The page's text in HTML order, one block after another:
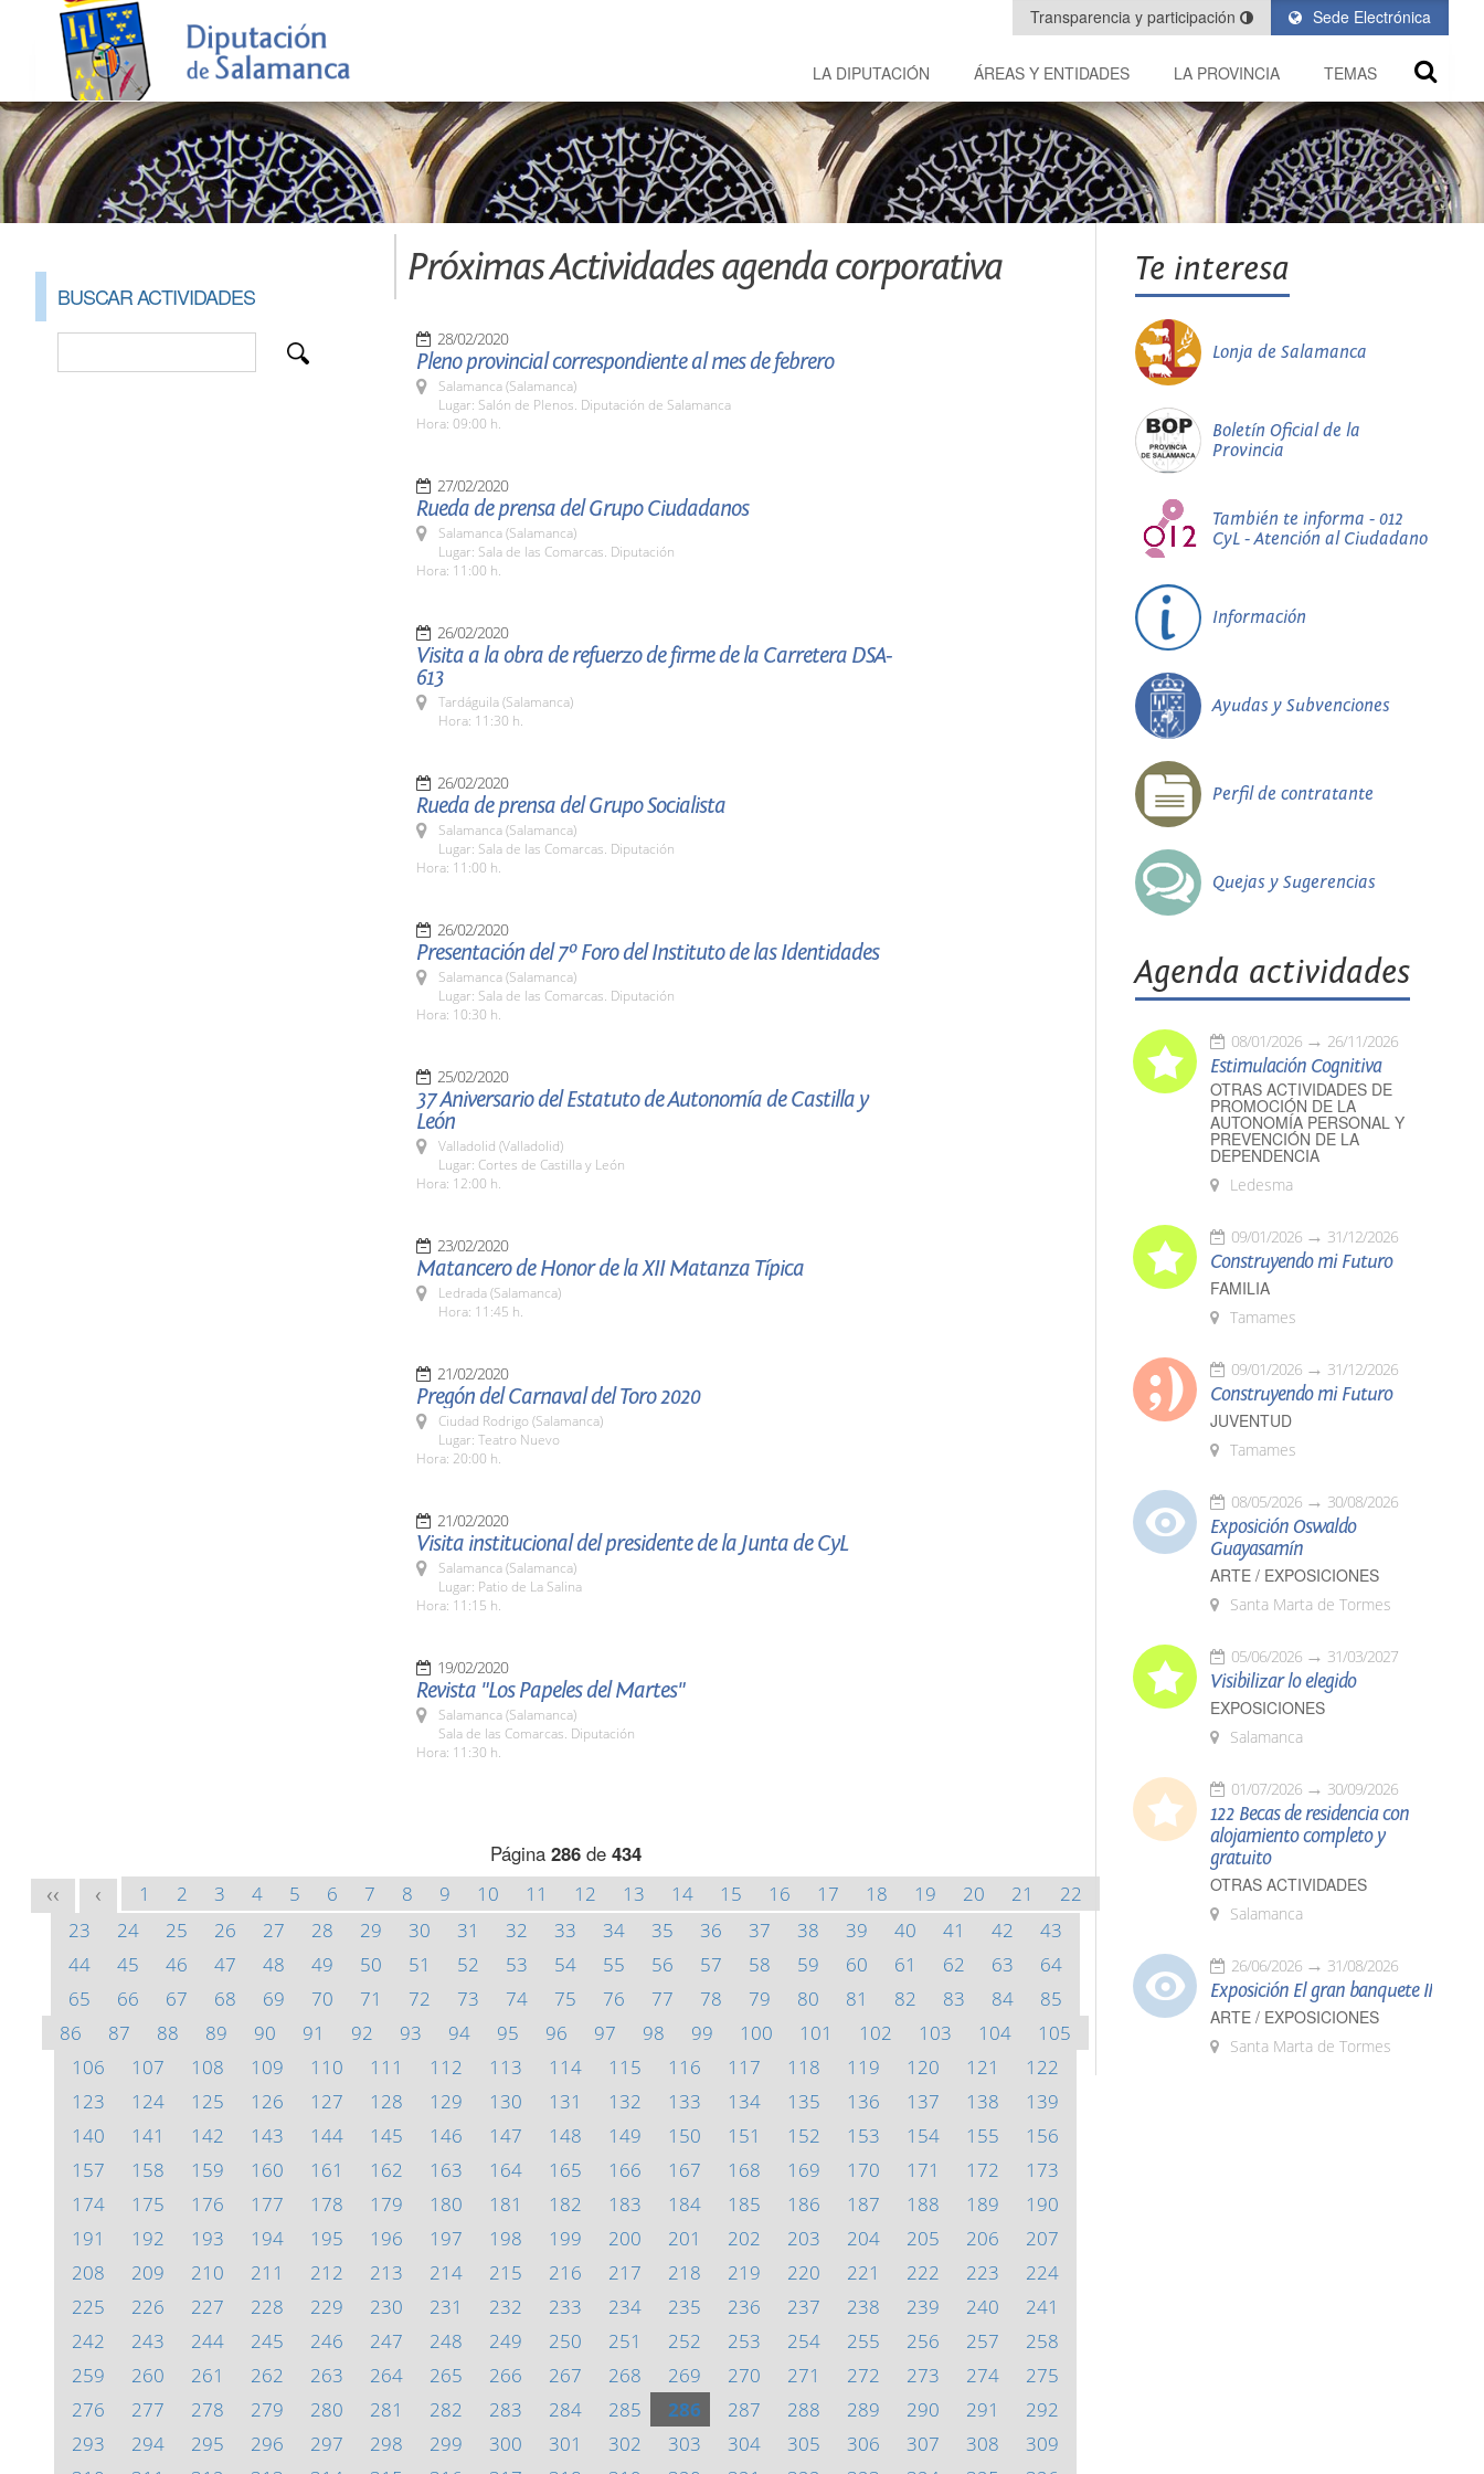
Sede Electrónica
Transparencia y participación
LA DIPUTACIÓN ÁREAS Y ENTIDADES LA PROVINCIA TEMAS
BUSCAR ACTIVIDADES
Próximas Actividades agenda corporativa
28/02/2020
Pleno provincial correspondiente al mes de febrero
Salamanca (Salamanca)
Lugar: Salón de Plenos. Diputación de Salamanca
Hora: 09:00 h.
27/02/2020
Rueda de prensa del Grupo Ciudadanos
Salamanca (Salamanca)
Lugar: Sala de las Comarcas. Diputación
Hora: 11:00 h.
26/02/2020
Visita a la obra de refuerzo de firme de la Carretera DSA-
613
Tardáguila (Salamanca)
Hora: 11:30 h.
26/02/2020
Rueda de prensa del Grupo Socialista
Salamanca (Salamanca)
Lugar: Sala de las Comarcas. Diputación
Hora: 11:00 h.
26/02/2020
Presentación del 7º Foro del Instituto de las Identidades
Salamanca (Salamanca)
Lugar: Sala de las Comarcas. Diputación
Hora: 10:30 h.
25/02/2020
37 Aniversario del Estatuto de Autonomía de Castilla y
León
Valladolid (Valladolid)
Lugar: Cortes de Castilla y León
Hora: 12:00 h.
23/02/2020
Matancero de Honor de la XII Matanza Típica
Ledrada (Salamanca)
Hora: 11:45 h.
21/02/2020
Pregón del Carnaval del Toro 2020
Ciudad Rodrigo (Salamanca)
Lugar: Teatro Nuevo
Hora: 20:00 h.
21/02/2020
Visita institucional del presidente de la Junta de CyL
Salamanca (Salamanca)
Lugar: Patio de La Salina
Hora: 11:15 h.
19/02/2020
Revista "Los Papeles del Martes"
Salamanca (Salamanca)
Sala de las Comarcas. Diputación
Hora: 11:30 h.
Página 286de 434
<< < 1 2 3 4 5 6 7 8 9 10 11 12 13 14 15 16 17 18 19 20 21
22
23
24 25 26 27 28 29 30 31 32 33 34 35 36 37 38 39 40 41 42
43
44
45 46 47 48 49 50 51 52 53 54 55 56 57 58 59 60 61 62 63
64
65
66 67 68 69 70 71 72 73 74 75 76 77 78 79 80 81 82 83 84
85
86
87 88 89 90 91 92 93 94 95 96 97 98 99 100 101 102 103 104
105
106
107 108 109 110 111 112 113 114 115 116 117 118 119 120 121
122
123
124 125 126 127 128 129 130 131 132 133 134 135 136 137 138
139
140
141 142 143 144 145 146 147 148 149 150 151 152 153 154 155
156
157
158 159 160 161 162 163 164 165 166 167 168 169 170 171 172
173
174
175 176 177 178 179 180 181 182 183 184 185 186 187 188 189
190
191
192 193 194 195 196 197 198 199 200 201 202 203 204 205 206
207
208
209 210 211 212 213 214 215 216 217 218 219 220 221 222 223
224
225
226 227 228 229 230 231 232 233 234 235 236 237 238 239 240
241
242
243 244 245 246 247 248 249 250 251 252 253 254 255 256 257
258
259
260 261 262 263 264 265 266 267 268 269 270 271 272 273 274
275
276
277 278 279 280 281 282 283 284 285 286 287 288 289 290 291
292
293
294 295 296 297 298 299 300 301 302 303 304 305 306 307 308
309
Te interesa
Lonja de Salamanca
Boletín Oficial de la
Provincia
También te informa - 012
CyL - Atención al Ciudadano
Información
Ayudas y Subvenciones
Perfil de contratante
Quejas y Sugerencias
Agenda actividades
08/01/2026 26/11/2026
Estimulación Cognitiva
OTRAS ACTIVIDADES DE
PROMOCIÓN DE LA
AUTONOMÍA PERSONAL Y
PREVENCIÓN DE LA
DEPENDENCIA
Ledesma
09/01/2026 31/12/2026
Construyendo mi Futuro
FAMILIA
Tamames
09/01/2026 31/12/2026
Construyendo mi Futuro
JUVENTUD
Tamames
08/05/2026 30/08/2026
Exposición Oswaldo
Guayasamín
ARTE / EXPOSICIONES
Santa Marta de Tormes
05/06/2026 31/03/2027
Visibilizar lo elegido
EXPOSICIONES
Salamanca
01/07/2026 30/09/2026
122 Becas de residencia con
alojamiento completo y
gratuito
OTRAS ACTIVIDADES
Salamanca
26/06/2026 31/08/2026
Exposición El gran banquete II
ARTE / EXPOSICIONES
Santa Marta de Tormes